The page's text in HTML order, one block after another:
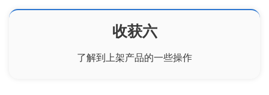
收获六
了解到上架产品的一些操作